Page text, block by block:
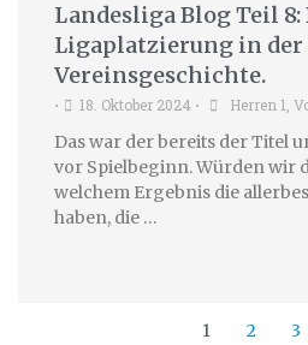
Landesliga Blog Teil 8:
Ligaplatzierung in
Vereinsgeschichte.
• 18. Oktober 2024 • Herren 1,
Das war der bereits der Titel
vor Spielbeginn. Würden wir
welchem Ergebnis die
haben, die …
1 2 3